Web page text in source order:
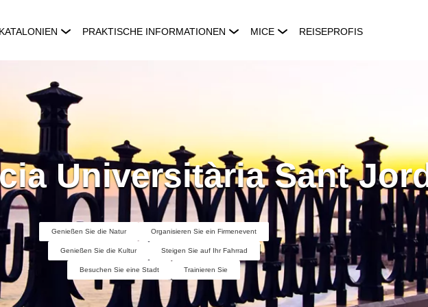
PRAKTISCHE INFORMATIONEN MICE REISEPROFIS
Universitària Sant
Genießen Sie die Natur Organisieren Sie ein Firmenevent
Genießen Sie die Kultur Steigen Sie auf Ihr Fahrrad
Besuchen Sie eine Stadt Trainieren Sie